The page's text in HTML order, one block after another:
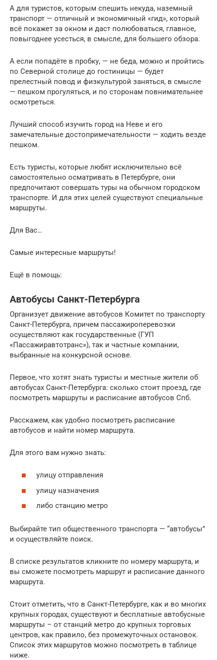
А для туристов, которым спешить некуда, наземный
транспорт — отличный и экономичный «гид», который
всё покажет за окном и даст полюбоваться, главное,
повыгоднее усесться, в смысле, для большего обзора.
А если попадёте в пробку, — не беда, можно и пройтись
по Северной столице до гостиницы — будет
прелестный повод и физкультурой заняться, в смысле
— пешком прогуляться, и по сторонам повнимательнее
осмотреться.
Лучший способ изучить город на Неве и его
замечательные достопримечательности — ходить везде
пешком.
Есть туристы, которые любят исключительно всё
самостоятельно осматривать в Петербурге, они
предпочитают совершать туры на обычном городском
транспорте. И для этих целей существуют специальные
маршруты.
Для Вас…
Самые интересные маршруты!
Ещё в помощь:
Автобусы Санкт-Петербурга
Организует движение автобусов Комитет по транспорту
Санкт-Петербурга, причем пассажироперевозки
осуществляют как государственные (ГУП
«Пассажиравтотранс»), так и частные компании,
выбранные на конкурсной основе.
Первое, что хотят знать туристы и местные жители об
автобусах Санкт-Петербурга: сколько стоит проезд, где
посмотреть маршруты и расписание автобусов Спб.
Расскажем, как удобно посмотреть расписание
автобусов и найти номер маршрута.
Для этого вам нужно знать:
улицу отправления
улицу назначения
либо станцию метро
Выбирайте тип общественного транспорта — “автобусы”
и осуществляйте поиск.
В списке результатов кликните по номеру маршрута, и
вы сможете посмотреть маршрут и расписание данного
маршрута.
Стоит отметить, что в Санкт-Петербурге, как и во многих
крупных городах, существуют и бесплатные автобусные
маршруты – от станций метро до крупных торговых
центров, как правило, без промежуточных остановок.
Список этих маршрутов можно посмотреть в таблице
ниже.